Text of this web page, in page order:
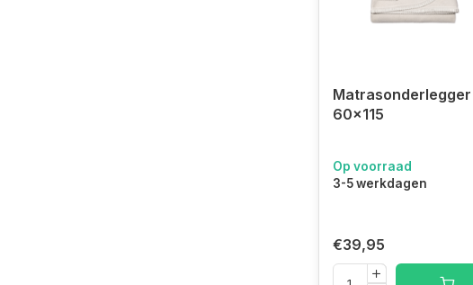
Matrasonderlegger
60x115
Op voorraad
3-5 werkdagen
€39,95